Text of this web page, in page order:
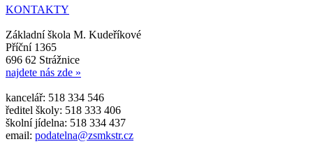
KONTAKTY
Základní škola M. Kudeříkové
Příční 1365
696 62 Strážnice
najdete nás zde »
kancelář: 518 334 546
ředitel školy: 518 333 406
školní jídelna: 518 334 437
email: podatelna@zsmkstr.cz